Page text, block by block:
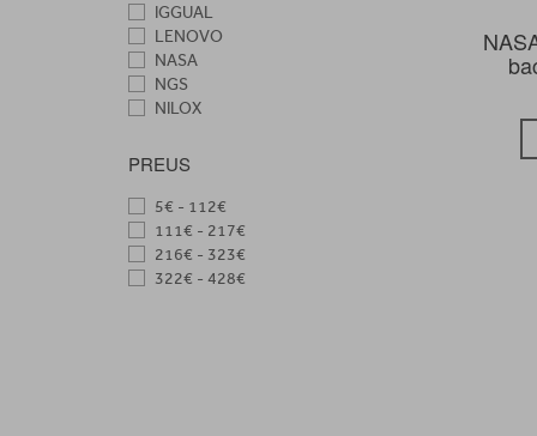
IGGUAL
LENOVO
NASA
NGS
NILOX
SAMSUNG
SMILE
SONY
SPARCO
SPC
PREUS
5€ - 112€
111€ - 217€
216€ - 323€
322€ - 428€